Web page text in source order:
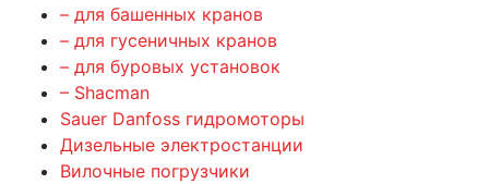
– для башенных кранов
– для гусеничных кранов
– для буровых установок
– Shacman
Sauer Danfoss гидромоторы
Дизельные электростанции
Вилочные погрузчики